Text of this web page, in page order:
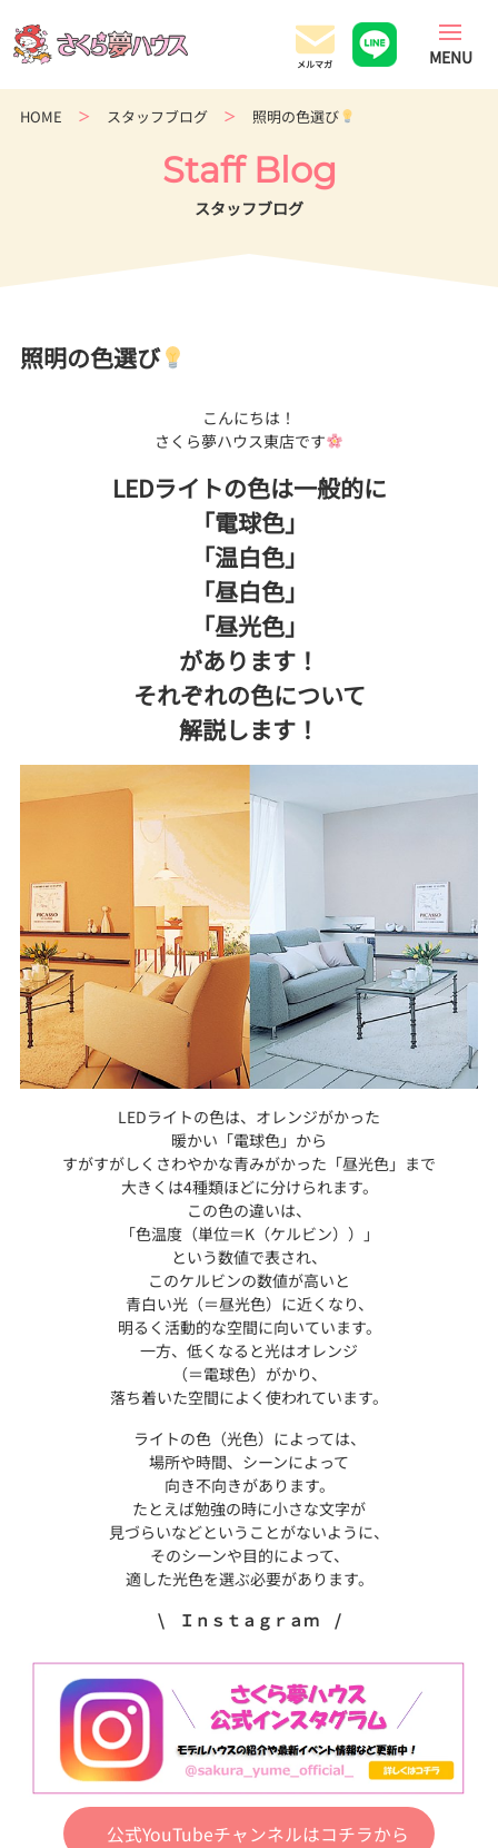
の
超
ー
コ
HOME スタッフブログ 照明の色選び
Staff Blog
スタッフブログ
照明の色選び
こんにちは！
さくら夢ハウス東店です
LEDライトの色は一般的に
「電球色」
「温白色」
「昼白色」
「昼光色」
があります！
それぞれの色について
解説します！
LEDライトの色は、オレンジがかった
暖かい「電球色」から
すがすがしくさわやかな青みがかった「昼光色」まで
大きくは4種類ほどに分けられます。
この色の違いは、
「色温度（単位＝K（ケルビン））」
という数値で表され、
このケルビンの数値が高いと
青白い光（＝昼光色）に近くなり、
明るく活動的な空間に向いています。
一方、低くなると光はオレンジ
（＝電球色）がかり、
落ち着いた空間によく使われています。
ライトの色（光色）によっては、
場所や時間、シーンによって
向き不向きがあります。
たとえば勉強の時に小さな文字が
見づらいなどということがないように、
そのシーンや目的によって、
適した光色を選ぶ必要があります。
\ Ｉｎｓｔａｇｒａｍ /
公式YouTubeチャンネルはコチラから